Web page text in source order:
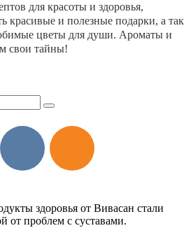
для красоты и здоровья,
красивые и полезные подарки, а так
цветы для души. Ароматы и
свои тайны!
здоровья от Вивасан стали
от проблем с суставами.